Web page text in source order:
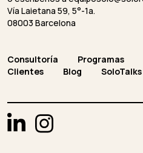
Vía Laietana 59, 5°-1a.
08003 Barcelona
Consultoría Programas
Clientes
Blog SoloTalks